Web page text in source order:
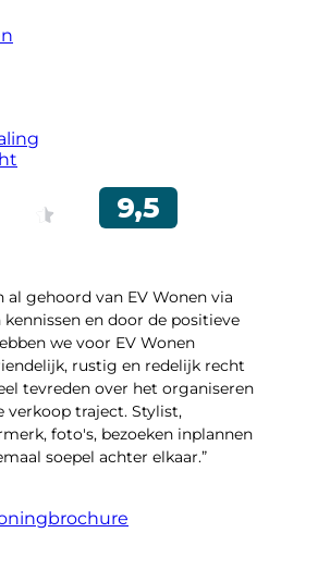
al gehoord van EV Wonen via
kennissen en door de positieve
we voor EV Wonen
rustig en redelijk recht
tevreden over het organiseren
verkoop traject. Stylist,
foto's, bezoeken inplannen
soepel achter elkaar.”